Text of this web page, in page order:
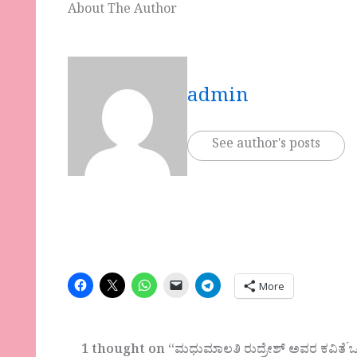
About The Author
admin
See author's posts
More
1 thought on “ಮಧುಮಾಲತಿ ರುದ್ರೇಶ್ ಅವರ ಕವಿತೆ